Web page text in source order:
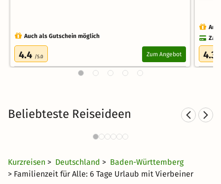
Auch als Gutschein möglich
4.4 /5.0 Zum Angebot 4.3
Beliebteste Reiseideen
Sporthotels im Schwarzwald
823 Angebote
Kurzreisen > Deutschland > Baden-Württemberg
> Familienzeit für Alle: 6 Tage Urlaub mit Vierbeiner